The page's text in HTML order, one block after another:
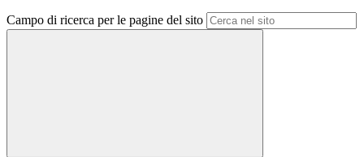
Campo di ricerca per le pagine del sito